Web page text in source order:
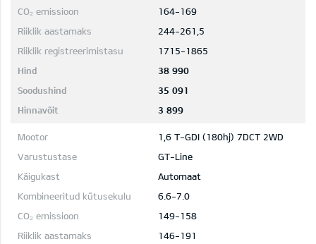
164-169
244-261,5
1715-1865
38 990
35 091
3 899
1,6 T-GDI (180hj) 7DCT 2WD
GT-Line
Automaat
6.6-7.0
149-158
146-191